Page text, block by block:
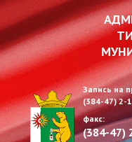
Запись на
(384-47) 2-
факс:
(384-47)